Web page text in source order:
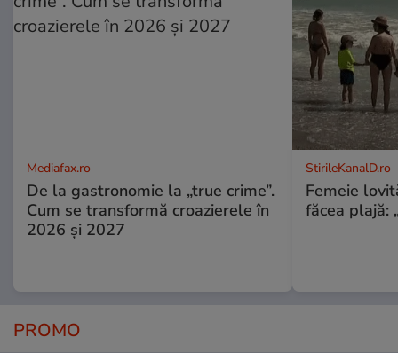
Mediafax.ro
De la gastronomie la „true crime”.
Cum se transformă croazierele în
2026 și 2027
StirileKanalD.ro
Femeie
făcea plajă:
PROMO